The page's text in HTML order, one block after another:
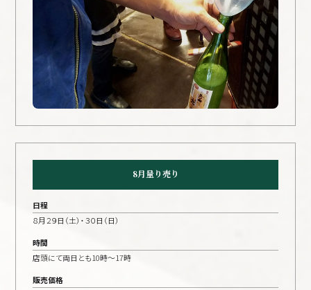
8月量り売り
日程
８月２９日（土）・３０日（日）
時間
店頭にて両日とも10時〜17時
販売価格